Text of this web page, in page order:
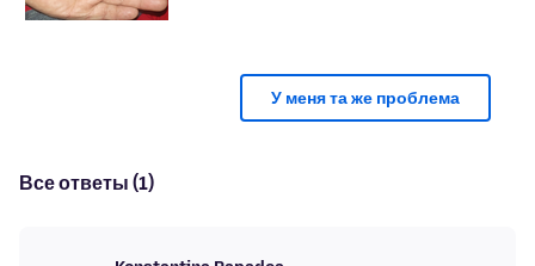
У меня та же проблема
Все ответы (1)